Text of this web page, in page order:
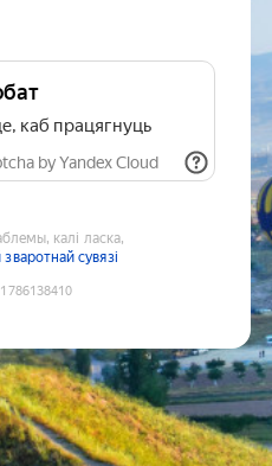
каб працягнуць
by Yandex Cloud
калі ласка,
сувязі
1786138410